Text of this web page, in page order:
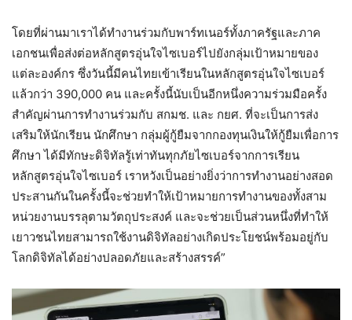
โดยที่ผ่านมาเราได้ทำงานร่วมกับพาร์ทเนอร์ทั้งภาครัฐและภาค
เอกชนเพื่อส่งต่อหลักสูตรอุ่นใจไซเบอร์ไปยังกลุ่มเป้าหมายของ
แต่ละองค์กร ซึ่งวันนี้มีคนไทยเข้าเรียนในหลักสูตรอุ่นใจไซเบอร์
แล้วกว่า 390,000 คน และครั้งนี้นับเป็นอีกหนึ่งความร่วมมือครั้ง
สำคัญผ่านการทำงานร่วมกับ สกมช. และ กยศ. ที่จะเป็นการส่ง
เสริมให้นักเรียน นักศึกษา กลุ่มผู้กู้ยืมจากกองทุนเงินให้กู้ยืมเพื่อการ
ศึกษา ได้มีทักษะดิจิทัลรู้เท่าทันทุกภัยไซเบอร์จากการเรียน
หลักสูตรอุ่นใจไซเบอร์ เราหวังเป็นอย่างยิ่งว่าการทำงานอย่างสอด
ประสานกันในครั้งนี้จะช่วยทำให้เป้าหมายการทำงานของทั้งสาม
หน่วยงานบรรลุตามวัตถุประสงค์ และจะช่วยเป็นส่วนหนึ่งที่ทำให้
เยาวชนไทยสามารถใช้งานดิจิทัลอย่างเกิดประโยชน์พร้อมอยู่กับ
โลกดิจิทัลได้อย่างปลอดภัยและสร้างสรรค์”